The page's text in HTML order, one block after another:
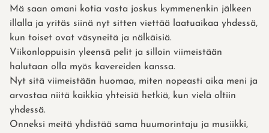
Mä saan omani kotia vasta joskus kymmenenkin jälkeen
illalla ja yritäs siinä nyt sitten viettää laatuaikaa yhdessä,
kun toiset ovat väsyneitä ja nälkäisiä.
Viikonloppuisin yleensä pelit ja silloin viimeistään
halutaan olla myös kavereiden kanssa.
Nyt sitä viimeistään huomaa, miten nopeasti aika meni ja
arvostaa niitä kaikkia yhteisiä hetkiä, kun vielä oltiin
yhdessä.
Onneksi meitä yhdistää sama huumorintaju ja musiikki,